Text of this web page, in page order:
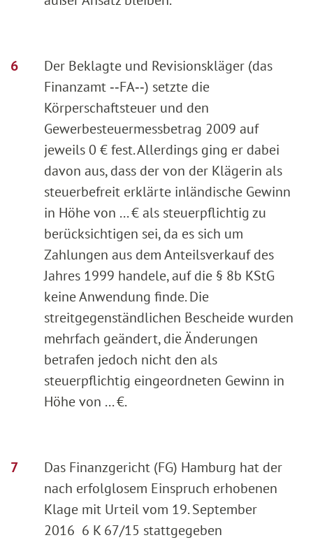
Der Beklagte und Revisionskläger (das
Finanzamt ‑‑FA‑‑) setzte die
Körperschaftsteuer und den
Gewerbesteuermessbetrag 2009 auf
jeweils 0 € fest. Allerdings ging er dabei
davon aus, dass der von der Klägerin als
steuerbefreit erklärte inländische Gewinn
in Höhe von ... € als steuerpflichtig zu
berücksichtigen sei, da es sich um
Zahlungen aus dem Anteilsverkauf des
Jahres 1999 handele, auf die § 8b KStG
keine Anwendung finde. Die
streitgegenständlichen Bescheide wurden
mehrfach geändert, die Änderungen
betrafen jedoch nicht den als
steuerpflichtig eingeordneten Gewinn in
Höhe von ... €.
Das Finanzgericht (FG) Hamburg hat der
nach erfolglosem Einspruch erhobenen
Klage mit Urteil vom 19. September
2016 6 K 67/15 stattgegeben